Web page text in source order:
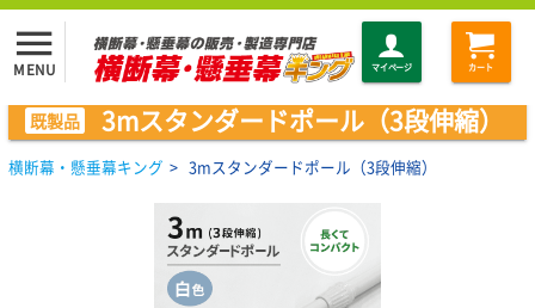
menu
MENU マイページ カート
既製品 3mスタンダードポール（3段伸縮）
横断幕・懸垂幕キング > 3mスタンダードポール（3段伸縮）